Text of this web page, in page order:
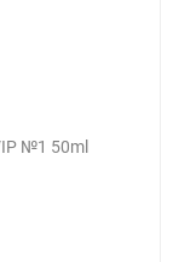
№1 50ml